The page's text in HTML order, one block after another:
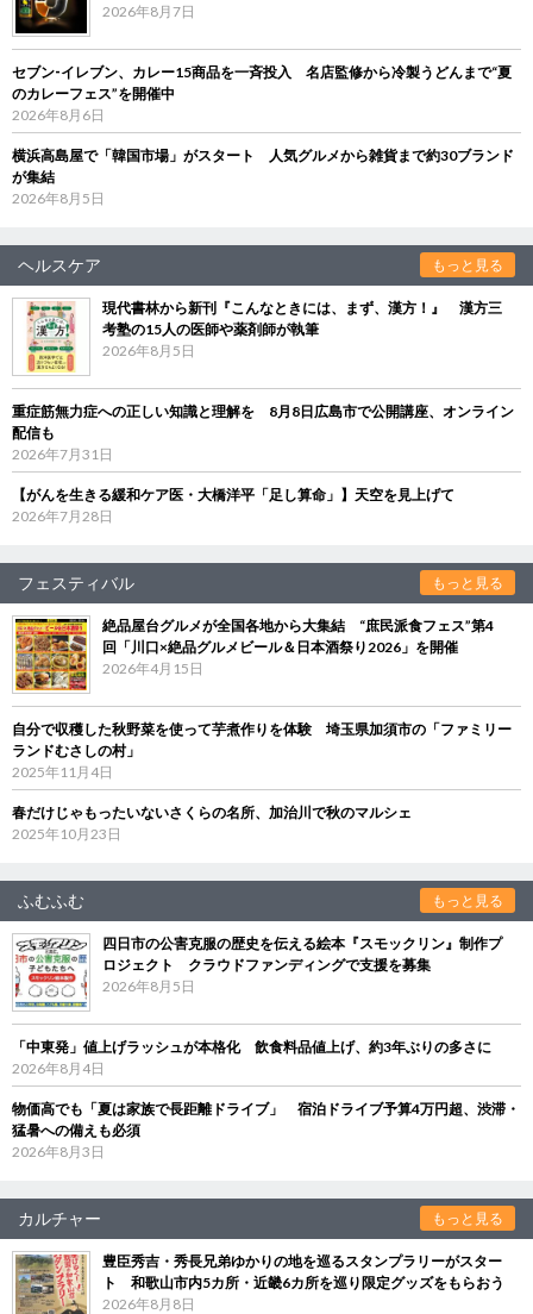
2026年8月7日
セブン‐イレブン、カレー15商品を一斉投入 名店監修から冷製うどんまで“夏
のカレーフェス”を開催中
2026年8月6日
横浜高島屋で「韓国市場」がスタート 人気グルメから雑貨まで約30ブランド
が集結
2026年8月5日
ヘルスケア もっと見る
現代書林から新刊『こんなときには、まず、漢方！』 漢方三
考塾の15人の医師や薬剤師が執筆
2026年8月5日
重症筋無力症への正しい知識と理解を 8月8日広島市で公開講座、オンライン
配信も
2026年7月31日
【がんを生きる緩和ケア医・大橋洋平「足し算命」】天空を見上げて
2026年7月28日
フェスティバル もっと見る
絶品屋台グルメが全国各地から大集結 “庶民派食フェス”第4
回「川口×絶品グルメビール＆日本酒祭り2026」を開催
2026年4月15日
自分で収穫した秋野菜を使って芋煮作りを体験 埼玉県加須市の「ファミリー
ランドむさしの村」
2025年11月4日
春だけじゃもったいないさくらの名所、加治川で秋のマルシェ
2025年10月23日
ふむふむ もっと見る
四日市の公害克服の歴史を伝える絵本『スモックリン』制作プ
ロジェクト クラウドファンディングで支援を募集
2026年8月5日
「中東発」値上げラッシュが本格化 飲食料品値上げ、約3年ぶりの多さに
2026年8月4日
物価高でも「夏は家族で長距離ドライブ」 宿泊ドライブ予算4万円超、渋滞・
猛暑への備えも必須
2026年8月3日
カルチャー もっと見る
豊臣秀吉・秀長兄弟ゆかりの地を巡るスタンプラリーがスター
ト 和歌山市内5カ所・近畿6カ所を巡り限定グッズをもらおう
2026年8月8日